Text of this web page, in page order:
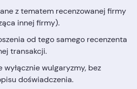
z tematem recenzowanej firmy
innej firmy).
od tego samego recenzenta
transakcji.
wyłącznie wulgaryzmy, bez
doświadczenia.